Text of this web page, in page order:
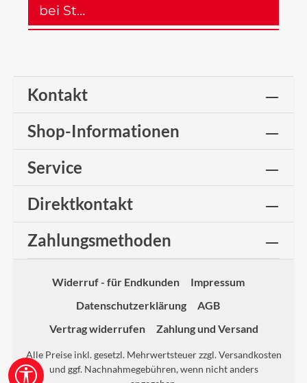
bei St…
Kontakt
Shop-Informationen
Service
Direktkontakt
Zahlungsmethoden
Widerruf - für Endkunden
Impressum
Datenschutzerklärung
AGB
Vertrag widerrufen
Zahlung und Versand
Alle Preise inkl. gesetzl. Mehrwertsteuer zzgl.Versandkosten
und ggf. Nachnahmegebühren, wenn nicht anders
Werkzeugleiste anzeigen